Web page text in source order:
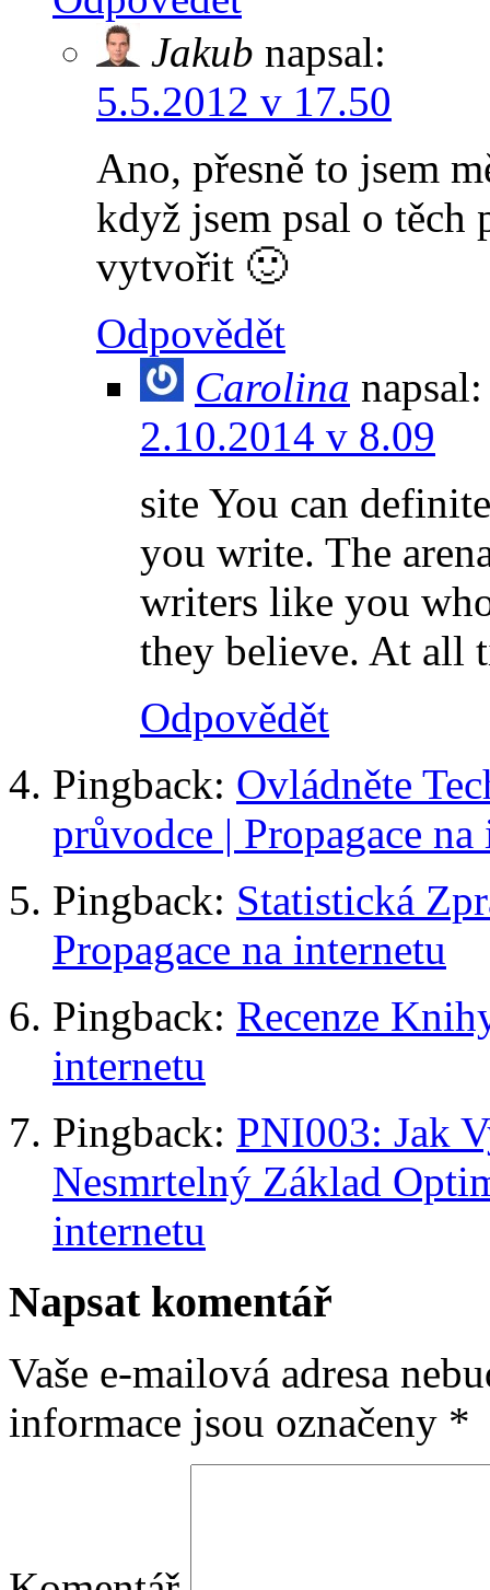
Jakub napsal:
5.5.2012 v 17.50
Ano, přesně to jsem
když jsem psal o těch
vytvořit 🙂
Odpovědět
Carolina napsal:
2.10.2014 v 8.09
site You can
you write. The
writers like you
they believe. At all
Odpovědět
Pingback: Ovládněte
průvodce | Propagace
Pingback: Statistická
Propagace na internetu
Pingback: Recenze
internetu
Pingback: PNI003: Jak
Nesmrtelný Základ
internetu
Napsat komentář
Vaše e-mailová adresa
informace jsou označeny *